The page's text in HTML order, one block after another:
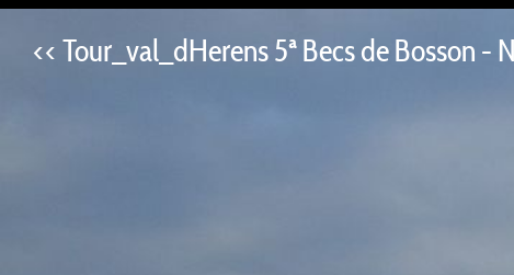
<< Tour_val_dHerens 5ª Becs de Bosson